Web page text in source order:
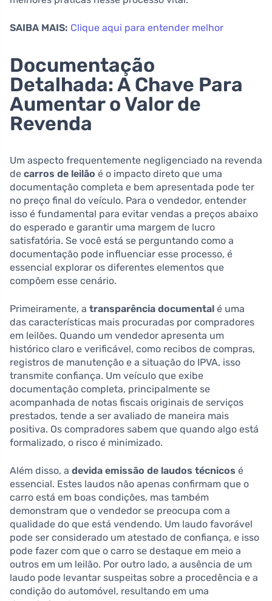
SAIBA MAIS: Clique aqui para entender melhor
Documentação
Detalhada: A Chave Para
Aumentar o Valor de
Revenda
Um aspecto frequentemente negligenciado na revenda
de carros de leilão é o impacto direto que uma
documentação completa e bem apresentada pode ter
no preço final do veículo. Para o vendedor, entender
isso é fundamental para evitar vendas a preços abaixo
do esperado e garantir uma margem de lucro
satisfatória. Se você está se perguntando como a
documentação pode influenciar esse processo, é
essencial explorar os diferentes elementos que
compõem esse cenário.
Primeiramente, a transparência documental é uma
das características mais procuradas por compradores
em leilões. Quando um vendedor apresenta um
histórico claro e verificável, como recibos de compras,
registros de manutenção e a situação do IPVA, isso
transmite confiança. Um veículo que exibe
documentação completa, principalmente se
acompanhada de notas fiscais originais de serviços
prestados, tende a ser avaliado de maneira mais
positiva. Os compradores sabem que quando algo está
formalizado, o risco é minimizado.
Além disso, a devida emissão de laudos técnicos é
essencial. Estes laudos não apenas confirmam que o
carro está em boas condições, mas também
demonstram que o vendedor se preocupa com a
qualidade do que está vendendo. Um laudo favorável
pode ser considerado um atestado de confiança, e isso
pode fazer com que o carro se destaque em meio a
outros em um leilão. Por outro lado, a ausência de um
laudo pode levantar suspeitas sobre a procedência e a
condição do automóvel, resultando em uma